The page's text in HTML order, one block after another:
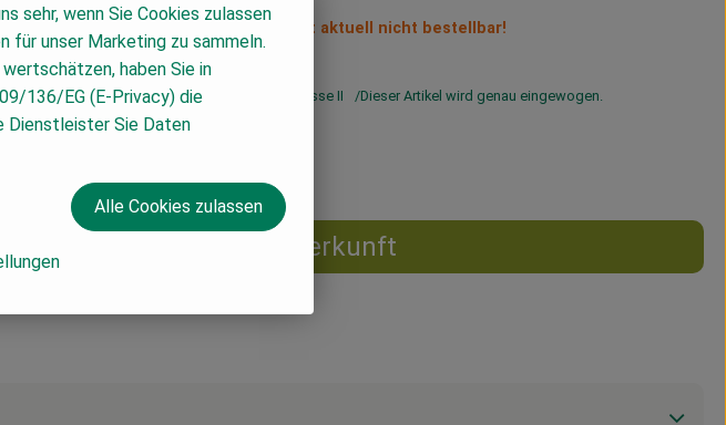
Artikel ist aktuell nicht bestellbar!
#67 3,89 €/ kg 7% MwSt Handelsklasse II Dieser Artikel wird genau eingewogen.
Herkunft
sehr, wenn Sie Cookies zulassen
für unser Marketing zu sammeln.
haben Sie in
136/EG (E-Privacy) die
Dienstleister Sie Daten
Alle Cookies zulassen